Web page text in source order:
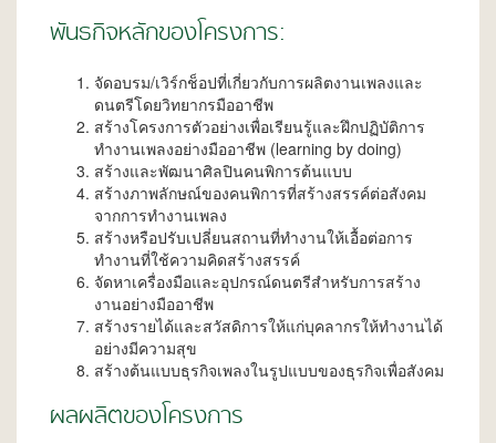
พันธกิจหลักของโครงการ:
จัดอบรม/เวิร์กช็อปที่เกี่ยวกับการผลิตงานเพลงและ
ดนตรีโดยวิทยากรมืออาชีพ
สร้างโครงการตัวอย่างเพื่อเรียนรู้และฝึกปฏิบัติการ
ทำงานเพลงอย่างมืออาชีพ (learning by doing)
สร้างและพัฒนาศิลปินคนพิการต้นแบบ
สร้างภาพลักษณ์ของคนพิการที่สร้างสรรค์ต่อสังคม
จากการทำงานเพลง
สร้างหรือปรับเปลี่ยนสถานที่ทำงานให้เอื้อต่อการ
ทำงานที่ใช้ความคิดสร้างสรรค์
จัดหาเครื่องมือและอุปกรณ์ดนตรีสำหรับการสร้าง
งานอย่างมืออาชีพ
สร้างรายได้และสวัสดิการให้แก่บุคลากรให้ทำงานได้
อย่างมีความสุข
สร้างต้นแบบธุรกิจเพลงในรูปแบบของธุรกิจเพื่อสังคม
ผลผลิตของโครงการ